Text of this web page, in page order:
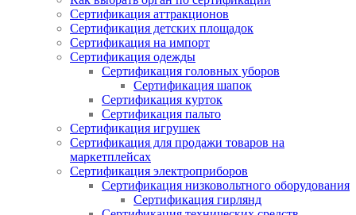
Сертификация аттракционов
Сертификация детских площадок
Сертификация на импорт
Сертификация одежды
Сертификация головных уборов
Сертификация шапок
Сертификация курток
Сертификация пальто
Сертификация игрушек
Сертификация для продажи товаров на
маркетплейсах
Сертификация электроприборов
Сертификация низковольтного оборудования
Сертификация гирлянд